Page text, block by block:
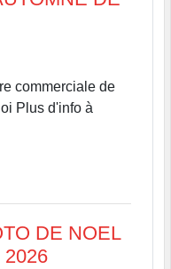
commerciale de
Plus d'info à
DE NOEL
2026